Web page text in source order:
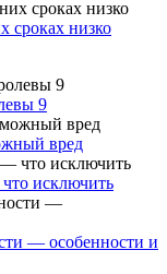
сроках низко
9
вред
исключить
— особенности и